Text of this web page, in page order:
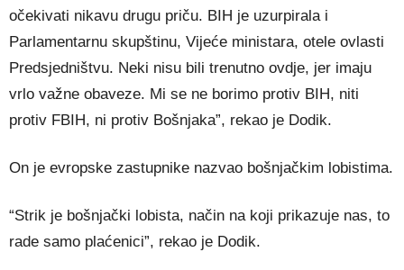
očekivati nikavu drugu priču. BIH je uzurpirala i
Parlamentarnu skupštinu, Vijeće ministara, otele ovlasti
Predsjedništvu. Neki nisu bili trenutno ovdje, jer imaju
vrlo važne obaveze. Mi se ne borimo protiv BIH, niti
protiv FBIH, ni protiv Bošnjaka”, rekao je Dodik.
On je evropske zastupnike nazvao bošnjačkim lobistima.
“Strik je bošnjački lobista, način na koji prikazuje nas, to
rade samo plaćenici”, rekao je Dodik.